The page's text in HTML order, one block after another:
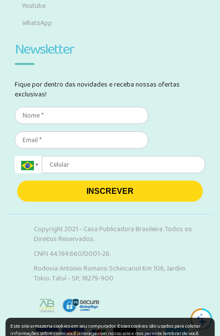
Youtube
WhatsApp
Newsletter
Fique por dentro das novidades e receba nossas ofertas
exclusivas!
INSCREVER
Copyright 2021 - Casa Publicadora Brasileira. Todos os
Direitos Reservados.
CNPJ 44.194.660/0001-26.
Rodovia Antonio Romano Schincariol Km 106, Jardim
Tokio. Tatuí - SP, 18279-900
Este site armazena cookies em seu computador. Esses cookies são usados para coletar
informações sobre como você interage com nosso site e nos permite lembrar de você.